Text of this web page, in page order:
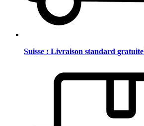
Suisse : Livraison standard gratuite